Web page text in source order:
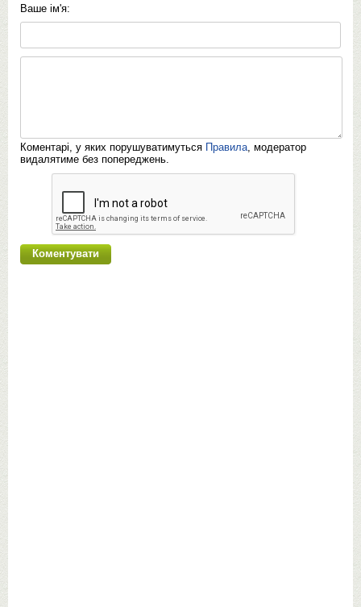
Ваше ім'я:
Коментарі, у яких порушуватимуться Правила, модератор
видалятиме без попереджень.